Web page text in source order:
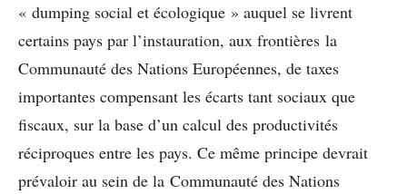
« dumping social et écologique » auquel se livrent
certains pays par l’instauration, aux frontières la
Communauté des Nations Européennes, de taxes
importantes compensant les écarts tant sociaux que
fiscaux, sur la base d’un calcul des productivités
réciproques entre les pays. Ce même principe devrait
prévaloir au sein de la Communauté des Nations